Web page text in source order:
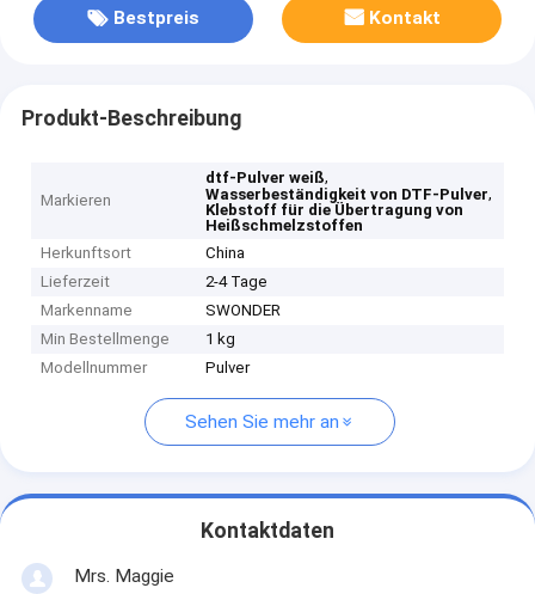
Bestpreis Kontakt
Produkt-Beschreibung
Markieren
dtf-Pulver weiß,
Wasserbeständigkeit von DTF-Pulver,
Klebstoff für die Übertragung von
Heißschmelzstoffen
Herkunftsort
China
Lieferzeit
2-4 Tage
Markenname
SWONDER
Min Bestellmenge
1 kg
Modellnummer
Pulver
Sehen Sie mehr an
Kontaktdaten
Mrs. Maggie